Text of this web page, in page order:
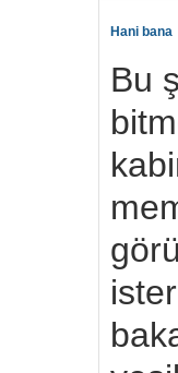
Hani bana
Bu